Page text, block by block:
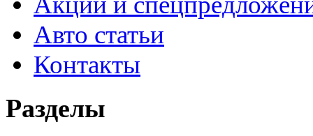
Авто статьи
Контакты
Разделы